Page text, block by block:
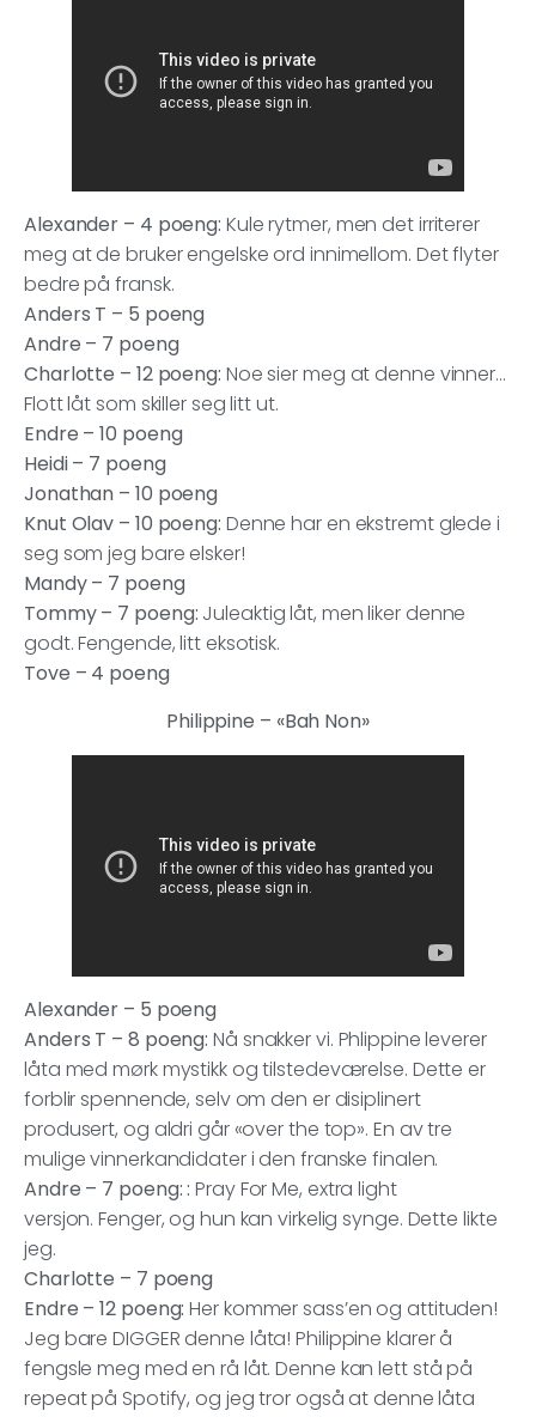
Alexander – 4 poeng: Kule rytmer, men det irriterer
meg at de bruker engelske ord innimellom. Det flyter
bedre på fransk.
Anders T – 5 poeng
Andre – 7 poeng
Charlotte – 12 poeng: Noe sier meg at denne vinner…
Flott låt som skiller seg litt ut.
Endre – 10 poeng
Heidi – 7 poeng
Jonathan – 10 poeng
Knut Olav – 10 poeng: Denne har en ekstremt glede i
seg som jeg bare elsker!
Mandy – 7 poeng
Tommy – 7 poeng: Juleaktig låt, men liker denne
godt. Fengende, litt eksotisk.
Tove – 4 poeng
Philippine – «Bah Non»
Alexander – 5 poeng
Anders T – 8 poeng: Nå snakker vi. Phlippine leverer
låta med mørk mystikk og tilstedeværelse. Dette er
forblir spennende, selv om den er disiplinert
produsert, og aldri går «over the top». En av tre
mulige vinnerkandidater i den franske finalen.
Andre – 7 poeng: :Pray For Me, extra light
versjon. Fenger, og hun kan virkelig synge. Dette likte
jeg.
Charlotte – 7 poeng
Endre – 12 poeng:Her kommer sass’en og attituden!
Jeg bare DIGGER denne låta! Philippine klarer å
fengsle meg med en rå låt. Denne kan lett stå på
repeat på Spotify, og jeg tror også at denne låta